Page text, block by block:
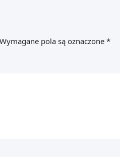
Wymagane pola są oznaczone *